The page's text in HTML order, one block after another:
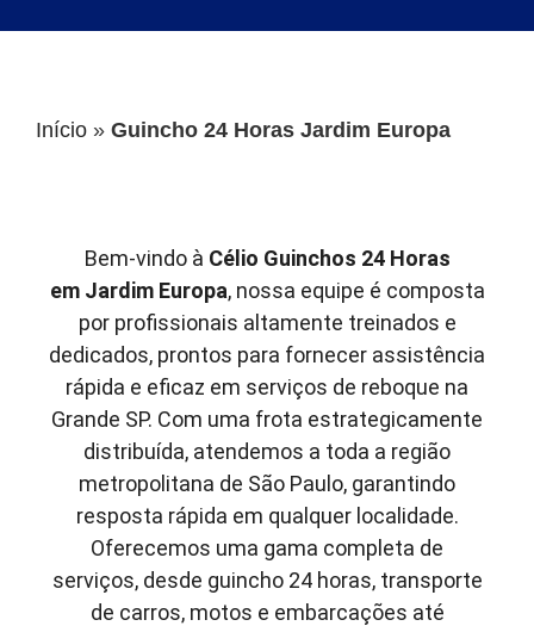
Início » Guincho 24 Horas Jardim Europa
Bem-vindo à Célio Guinchos 24 Horas
em Jardim Europa, nossa equipe é composta
por profissionais altamente treinados e
dedicados, prontos para fornecer assistência
rápida e eficaz em serviços de reboque na
Grande SP. Com uma frota estrategicamente
distribuída, atendemos a toda a região
metropolitana de São Paulo, garantindo
resposta rápida em qualquer localidade.
Oferecemos uma gama completa de
serviços, desde guincho 24 horas, transporte
de carros, motos e embarcações até